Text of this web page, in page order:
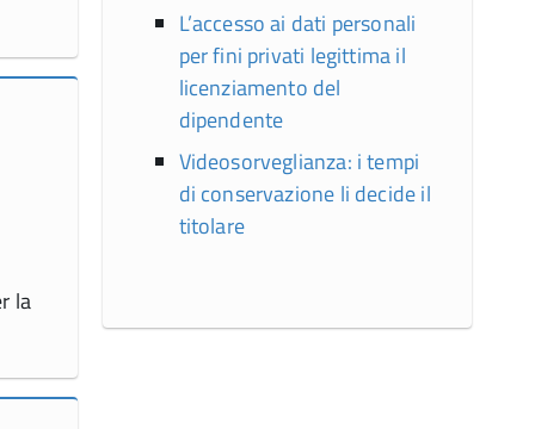
la
L’accesso ai dati personali
per fini privati legittima il
licenziamento del
dipendente
Videosorveglianza: i tempi
di conservazione li decide il
titolare